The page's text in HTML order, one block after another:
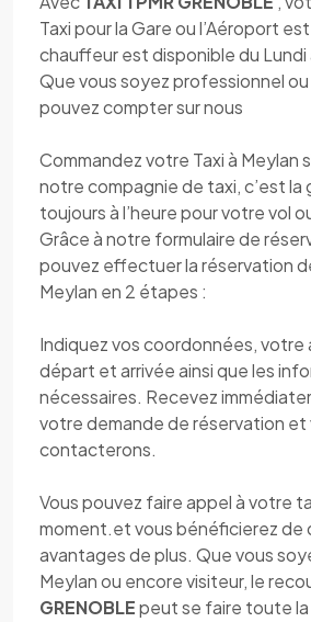
Taxi pour la Gare ou l’Aéroport
chauffeur est disponible du Lundi
Que vous soyez professionnel
pouvez compter sur nous
Commandez votre Taxi à Meylan
notre compagnie de taxi, c’est la
toujours à l’heure pour votre vol
Grâce à notre formulaire de
pouvez effectuer la réservation
Meylan en 2 étapes :
Indiquez vos coordonnées, votre
départ et arrivée ainsi que les
nécessaires. Recevez
votre demande de réservation et
contacterons.
Vous pouvez faire appel à votre
moment.et vous bénéficierez de
avantages de plus. Que vous
Meylan ou encore visiteur, le
GRENOBLEpeut se faire toute la